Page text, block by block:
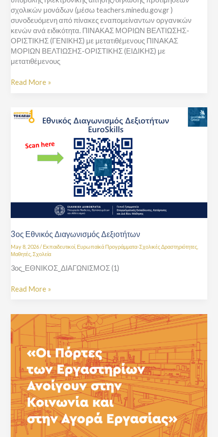
σχολικών μονάδων (μέσω teachers.minedu.gov.gr )
συνοδευόμενη από πίνακες εναπομείναντων οργανικών
κενών ανά ειδικότητα. ΠΙΝΑΚΑΣ ΜΟΡΙΩΝ ΒΕΛΤΙΩΣΗΣ-
ΟΡΙΣΤΙΚΗΣ (ΓΕΝΙΚΗΣ) με μετατιθέμενους ΠΙΝΑΚΑΣ
ΜΟΡΙΩΝ ΒΕΛΤΙΩΣΗΣ-ΟΡΙΣΤΙΚΗΣ (ΕΙΔΙΚΗΣ) με
μετατιθέμενους
Read More »
3ος Εθνικός Διαγωνισμός Δεξιοτήτων
May 8, 2026/ Εκπαιδευτικοί, Ευρωπαϊκά Προγράμματα-Σχολικές Δραστηριότητες
Μαθητές ,Σχολεία
3ος_ΕΘΝΙΚΟΣ_ΔΙΑΓΩΝΙΣΜΟΣ (1)
3ος
Εθνικός
Δεξιοτήτων
Read More »
7η
Ετήσια
Έκθεση
Εργαστηριακού
Κέντρου
Λιβαδειάς-
Τετάρτη
13/5/2026,
18:30μ.μ.